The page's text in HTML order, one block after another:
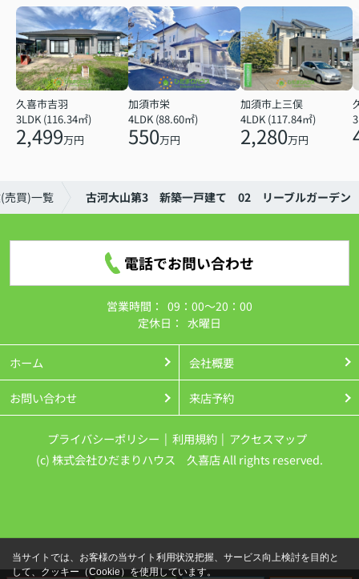
久喜市吉羽
3LDK (116.34㎡)
2,499万円
加須市栄
4LDK (88.60㎡)
550万円
加須市上三俣
4LDK (117.84㎡)
2,280万円
売買)一覧 古河大山第3 新築一戸建て 02 リーブルガーデン
電話でお問い合わせ
営業時間： 09：00～20：00
定休日： 水曜日
ホーム 会社概要
お問い合わせ 来店予約
プライバシーポリシー 利用規約
アクセスマップ
(c) 株式会社ひだまりハウス 久喜店 All rights reserved.
当サイトでは、お客様の当サイト利用状況把握、サービス向上検討を目的と
して、クッキー（Cookie）を使用しています。